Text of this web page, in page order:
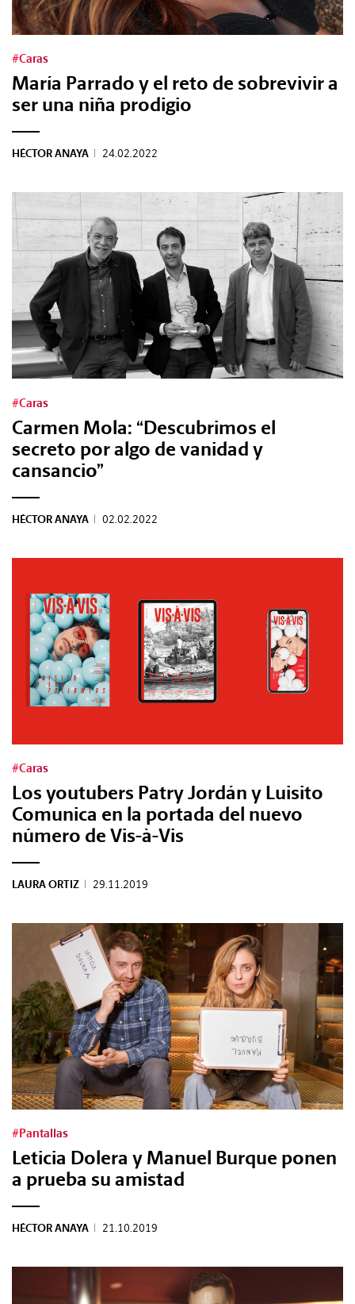
#Caras
María Parrado y el reto de sobrevivir a
ser una niña prodigio
HÉCTOR ANAYA | 24.02.2022
#Caras
Carmen Mola: “Descubrimos el
secreto por algo de vanidad y
cansancio”
HÉCTOR ANAYA | 02.02.2022
#Caras
Los youtubers Patry Jordán y Luisito
Comunica en la portada del nuevo
número de Vis-à-Vis
LAURA ORTIZ | 29.11.2019
#Pantallas
Leticia Dolera y Manuel Burque ponen
a prueba su amistad
HÉCTOR ANAYA | 21.10.2019
#Tendencias
#Estilo
#Marcianadas
#Pantallas
#Planes
#Gastro
#Diseño